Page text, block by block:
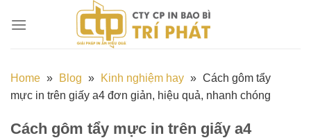
đến
Home » Blog » Kinh nghiệm hay » Cách gôm tẩy
mực in trên giấy a4 đơn giản, hiệu quả, nhanh chóng
Cách gôm tẩy mực in trên giấy a4